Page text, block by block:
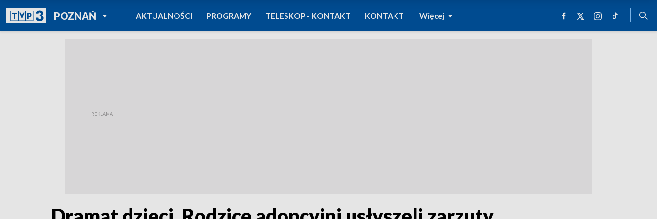
POZNAŃPOWRÓT DO
TVP REGIONY
AKTUALNOŚCI PROGRAMY TELESKOP - KONTAKT KONTAKT Więcej